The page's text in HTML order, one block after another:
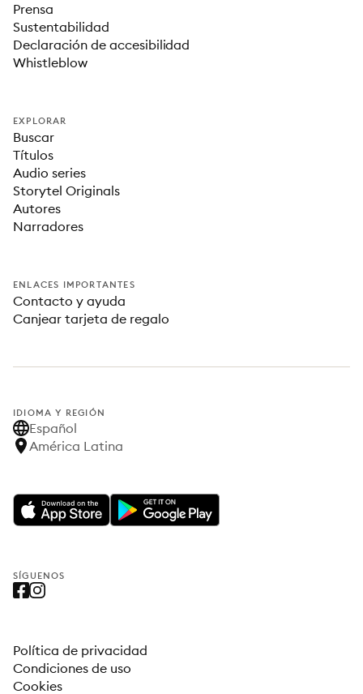
Prensa
Sustentabilidad
Declaración de accesibilidad
Whistleblow
EXPLORAR
Buscar
Títulos
Audio series
Storytel Originals
Autores
Narradores
ENLACES IMPORTANTES
Contacto y ayuda
Canjear tarjeta de regalo
IDIOMA Y REGIÓN
Español
América Latina
SÍGUENOS
Política de privacidad
Condiciones de uso
Cookies